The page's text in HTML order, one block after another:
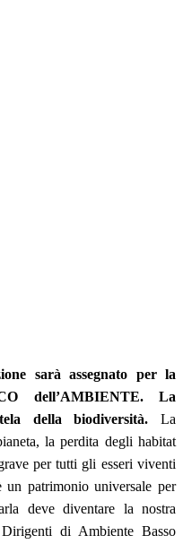
sarà assegnato per la
dell’AMBIENTE. La
della biodiversità. La
la perdita degli habitat
per tutti gli esseri viventi
patrimonio universale per
deve diventare la nostra
di Ambiente Basso